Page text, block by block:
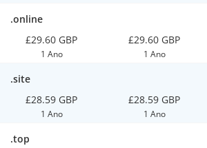
.online
£29.60 GBP
1 Ano
£29.60 GBP
1 Ano
.site
£28.59 GBP
1 Ano
£28.59 GBP
1 Ano
.top